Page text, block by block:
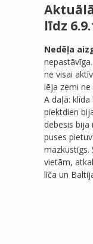
līdz
Nedēļa
ne visai
lēja zemi ne
A daļā: klīda
piektdien
debesis bija
puses
mazkustīgs.
vietām,
līča un